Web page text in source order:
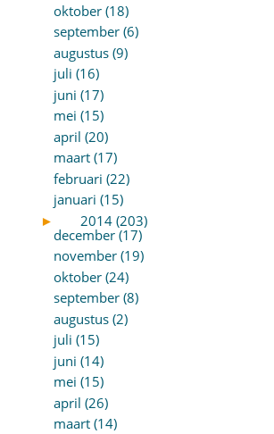
oktober (18)
september (6)
augustus (9)
juli (16)
juni (17)
mei (15)
april (20)
maart (17)
februari (22)
januari (15)
►
2014 (203)
december (17)
november (19)
oktober (24)
september (8)
augustus (2)
juli (15)
juni (14)
mei (15)
april (26)
maart (14)